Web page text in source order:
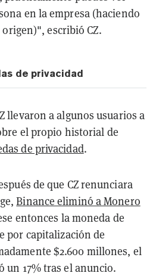
en la empresa (haciendo
escribió CZ.
de privacidad
llevaron a algunos usuarios a
el propio historial de
de privacidad.
de que CZ renunciara
Binance eliminó a Monero
entonces la moneda de
por capitalización de
$2.600 millones, el
un 17% tras el anuncio.